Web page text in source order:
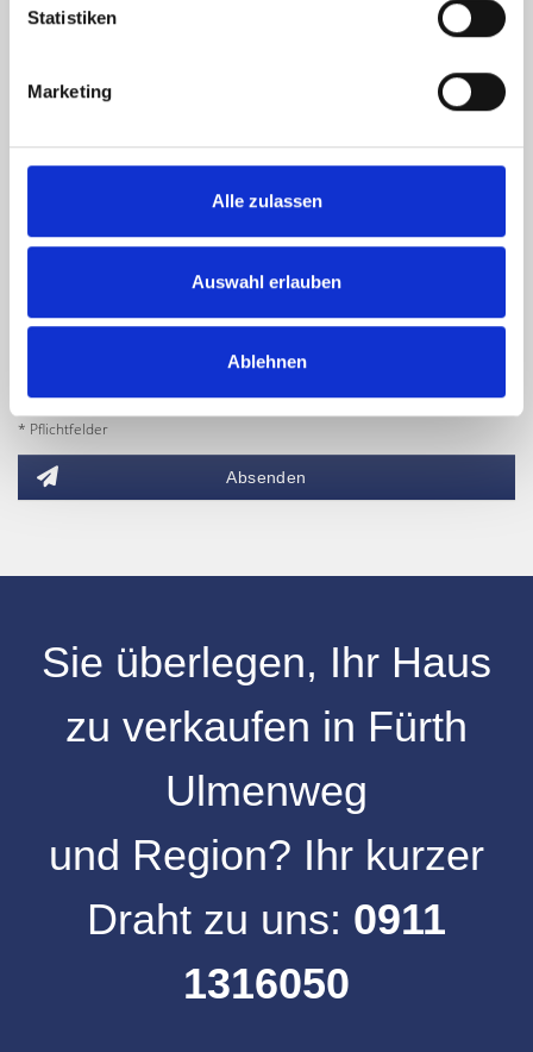
Statistiken
Marketing
Alle zulassen
Auswahl erlauben
Ablehnen
Datenschutzerklärung zur Kenntnis genommen. Ich stimme
elektronisch erhoben und gespeichert werden.
Hinweis: Sie können Ihre Einwilligung jederzeit für die Zukunft per E-Mail
an info@hegerich-immobilien.de widerrufen. *
* Pflichtfelder
Absenden
Sie überlegen, Ihr Haus
zu verkaufen in Fürth
Ulmenweg
und Region? Ihr kurzer
Draht zu uns: 0911
1316050